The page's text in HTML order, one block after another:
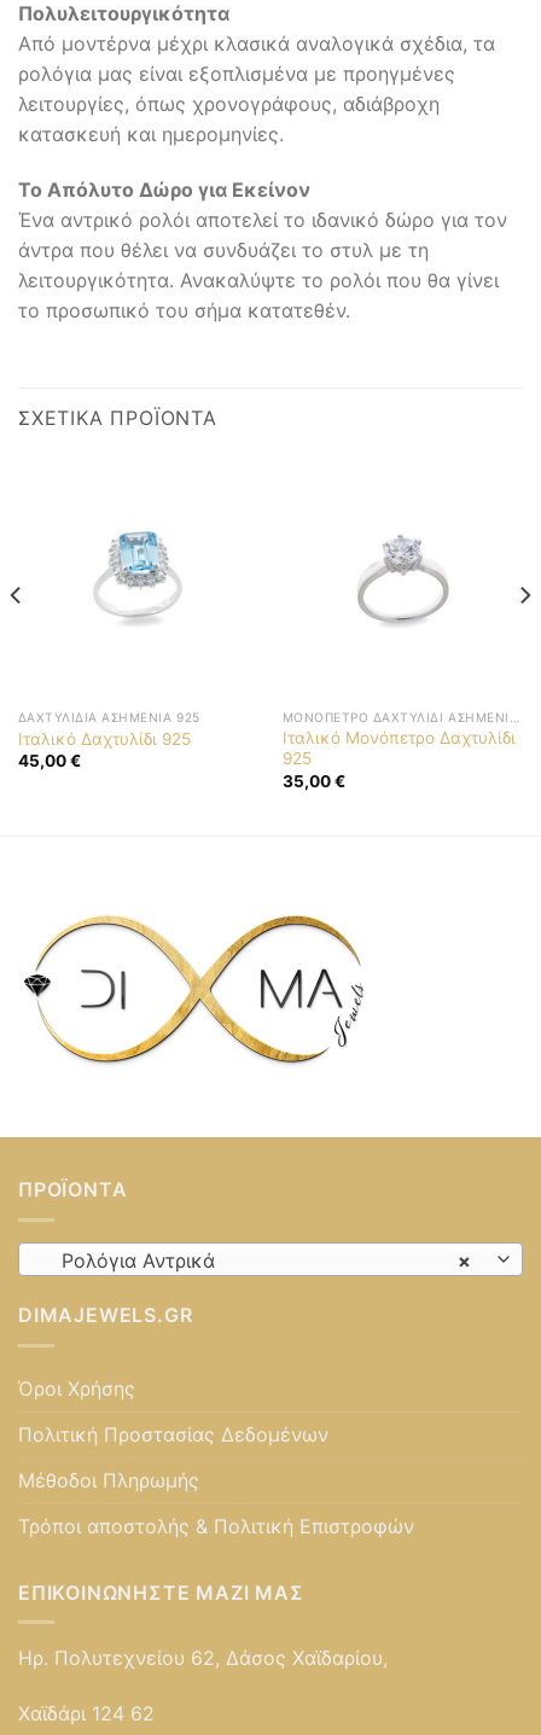
Πολυλειτουργικότητα
Από μοντέρνα μέχρι κλασικά αναλογικά σχέδια, τα
ρολόγια μας είναι εξοπλισμένα με προηγμένες
λειτουργίες, όπως χρονογράφους, αδιάβροχη
κατασκευή και ημερομηνίες.
Το Απόλυτο Δώρο για Εκείνον
Ένα αντρικό ρολόι αποτελεί το ιδανικό δώρο για τον
άντρα που θέλει να συνδυάζει το στυλ με τη
λειτουργικότητα. Ανακαλύψτε το ρολόι που θα γίνει
το προσωπικό του σήμα κατατεθέν.
ΣΧΕΤΙΚΆ ΠΡΟΪΌΝΤΑ
ΔΑΧΤΥΛΊΔΙΑ ΑΣΗΜΈΝΙΑ 925
Ιταλικό Δαχτυλίδι 925
45,00€
ΜΟΝΌΠΕΤΡΟ ΔΑΧΤΥΛΊΔΙ ΑΣΗΜΈΝΙΟ 925
Ιταλικό Μονόπετρο Δαχτυλίδι
925
35,00€
ΠΡΟΪΌΝΤΑ
×
Ρολόγια Αντρικά
DIMAJEWELS.GR
Όροι Χρήσης
Πολιτική Προστασίας Δεδομένων
Μέθοδοι Πληρωμής
Τρόποι αποστολής & Πολιτική Επιστροφών
ΕΠΙΚΟΙΝΩΝΉΣΤΕ ΜΑΖΊ ΜΑΣ
Ηρ. Πολυτεχνείου 62, Δάσος Χαϊδαρίου,
Χαϊδάρι 124 62